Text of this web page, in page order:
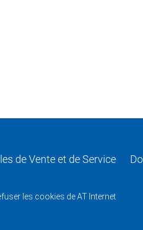
de Vente et de Service
les cookies de AT Internet